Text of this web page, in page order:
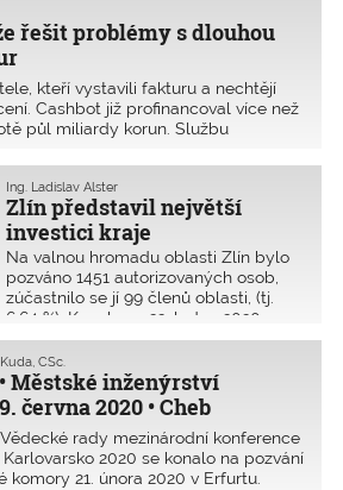
řešit problémy s dlouhou
kteří vystavili fakturu a nechtějí
Cashbot již profinancoval více než
půl miliardy korun. Službu
smlouvou mezi ČKAIT a
Zlín představil největší
investici kraje
Ing. Ladislav Alster
Na valnou hromadu oblasti Zlín bylo
pozváno 1451 autorizovaných osob,
zúčastnilo se jí 99 členů oblasti, (tj.
6,64 %). Konala se 22. ledna 2020 ve
Zlíně.
Městské inženýrství
června 2020 • Cheb
CSc.
rady mezinárodní konference
2020 se konalo na pozvání
komory 21. února 2020 v Erfurtu.